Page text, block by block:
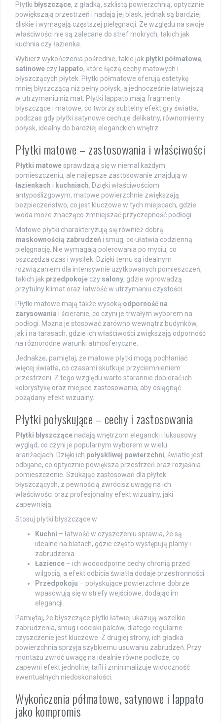
Płytki błyszczące, z gładką, szklistą powierzchnią, optycznie
powiększają przestrzeń i nadają jej blask, jednak są bardziej
śliskie i wymagają częstszej pielęgnacji. Ze względu na swoje
właściwości nie są zalecane do stref mokrych, takich jak
kuchnia czy łazienka.
Wybierz wykończenia pośrednie, takie jak płytki półmatowe,
satinowe czy lappato, które łączą cechy matowych i
błyszczących płytek. Płytki półmatowe oferują estetykę
mniej błyszczącą niż pełny połysk, a jednocześnie łatwiejszą
w utrzymaniu niż mat. Płytki lappato mają fragmenty
błyszczące i matowe, co tworzy subtelny efekt gry światła,
podczas gdy płytki satynowe cechuje delikatny, równomierny
połysk, idealny do bardziej eleganckich wnętrz.
Płytki matowe – zastosowania i właściwości
Płytki matowesprawdzają się w niemal każdym
pomieszczeniu, ale najlepsze zastosowanie znajdują w
łazienkach i kuchniach. Dzięki właściwościom
antypoślizgowym, matowe powierzchnie zwiększają
bezpieczeństwo, co jest kluczowe w tych miejscach, gdzie
woda może znacząco zmniejszać przyczepność podłogi.
Matowe płytki charakteryzują się również dobrą
maskownością zabrudzeń i smug, co ułatwia codzienną
pielęgnację. Nie wymagają polerowania po myciu, co
oszczędza czas i wysiłek. Dzięki temu są idealnym
rozwiązaniem dla intensywnie użytkowanych pomieszczeń,
takich jak przedpokoje czy salony, gdzie wprowadzą
przytulny klimat oraz łatwość w utrzymaniu czystości.
Płytki matowe mają także wysoką odporność na
zarysowania i ścieranie, co czyni je trwałym wyborem na
podłogi. Można je stosować zarówno wewnątrz budynków,
jak i na tarasach, gdzie ich właściwości zwiększają odporność
na różnorodne warunki atmosferyczne.
Jednakże, pamiętaj, że matowe płytki mogą pochłaniać
więcej światła, co czasami skutkuje przyciemnieniem
przestrzeni. Z tego względu warto starannie dobierać ich
kolorystykę oraz miejsce zastosowania, aby osiągnąć
pożądany efekt wizualny.
Płytki połyskujące – cechy i zastosowania
Płytki błyszczące nadają wnętrzom elegancki i luksusowy
wygląd, co czyni je popularnym wyborem w wielu
aranżacjach. Dzięki ich połyskliwej powierzchni, światło jest
odbijane, co optycznie powiększa przestrzeń oraz rozjaśnia
pomieszczenie. Szukając zastosowań dla płytek
błyszczących, z pewnością zwrócisz uwagę na ich
właściwości oraz profesjonalny efekt wizualny, jaki
zapewniają.
Stosuj płytki błyszczące w:
Kuchni – łatwość w czyszczeniu sprawia, że ​​są
idealne na blatach, gdzie często występują plamy i
zabrudzenia.
Łazience – ich wodoodporne cechy chronią przed
wilgocią, a efekt odbicia światła dodaje przestronności.
Przedpokoju – połyskujące powierzchnie dobrze
wpasowują się w strefy wejściowe, dodając im
elegancji.
Pamiętaj, że błyszczące płytki łatwiej ukazują wszelkie
zabrudzenia, smug i odciski palców, dlatego regularne
czyszczenie jest kluczowe. Z drugiej strony, ich gładka
powierzchnia sprzyja szybkiemu usuwaniu zabrudzeń. Przy
montażu zwróć uwagę na idealnie równe podłoże, co
zapewni efekt jednolitej tafli i zminimalizuje widoczność
ewentualnych niedoskonałości.
Wykończenia półmatowe, satynowe i lappato
jako kompromis